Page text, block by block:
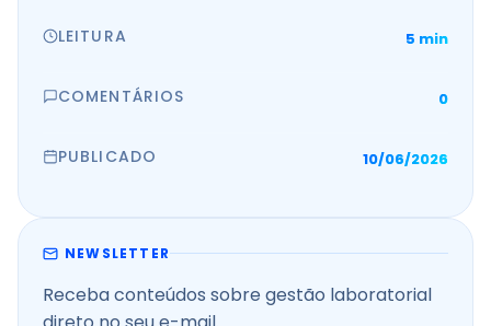
LEITURA 5 min
COMENTÁRIOS 0
PUBLICADO 10/06/2026
NEWSLETTER
Receba conteúdos sobre gestão laboratorial